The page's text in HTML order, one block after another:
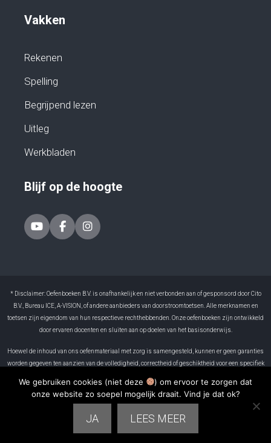
Vakken
Rekenen
Spelling
Begrijpend lezen
Uitleg
Werkbladen
Blijf op de hoogte
* Disclaimer: Oefenboeken B.V. is onafhankelijk en niet verbonden aan of gesponsord door Cito
B.V., Bureau ICE, A-VISION, of andere aanbieders van doorstroomtoetsen. Alle merknamen en
toetsen zijn eigendom van hun respectieve rechthebbenden. Onze oefenboeken zijn ontwikkeld
door ervaren docenten en sluiten aan op doelen van het basisonderwijs.
Hoewel de inhoud van ons oefenmateriaal met zorg is samengesteld, kunnen er geen garanties
worden gegeven ten aanzien van de volledigheid, correctheid of geschiktheid voor een specifiek
gevolgen die voortvloeien uit het gebruik ervan. Resultaten kunnen per leerling verschillen. Het
gebruik van dit boek is volledig op eigen verantwoordelijkheid.
2026 © Oefenboeken.nl
We gebruiken cookies (niet deze
) om ervoor te zorgen dat
onze website zo soepel mogelijk draait. Vind je dat ok?
JA LEES MEER